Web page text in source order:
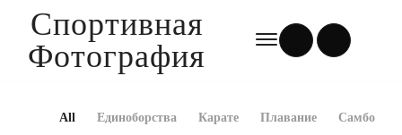
Спортивная
Фотография
All Единоборства Карате Плавание Самбо